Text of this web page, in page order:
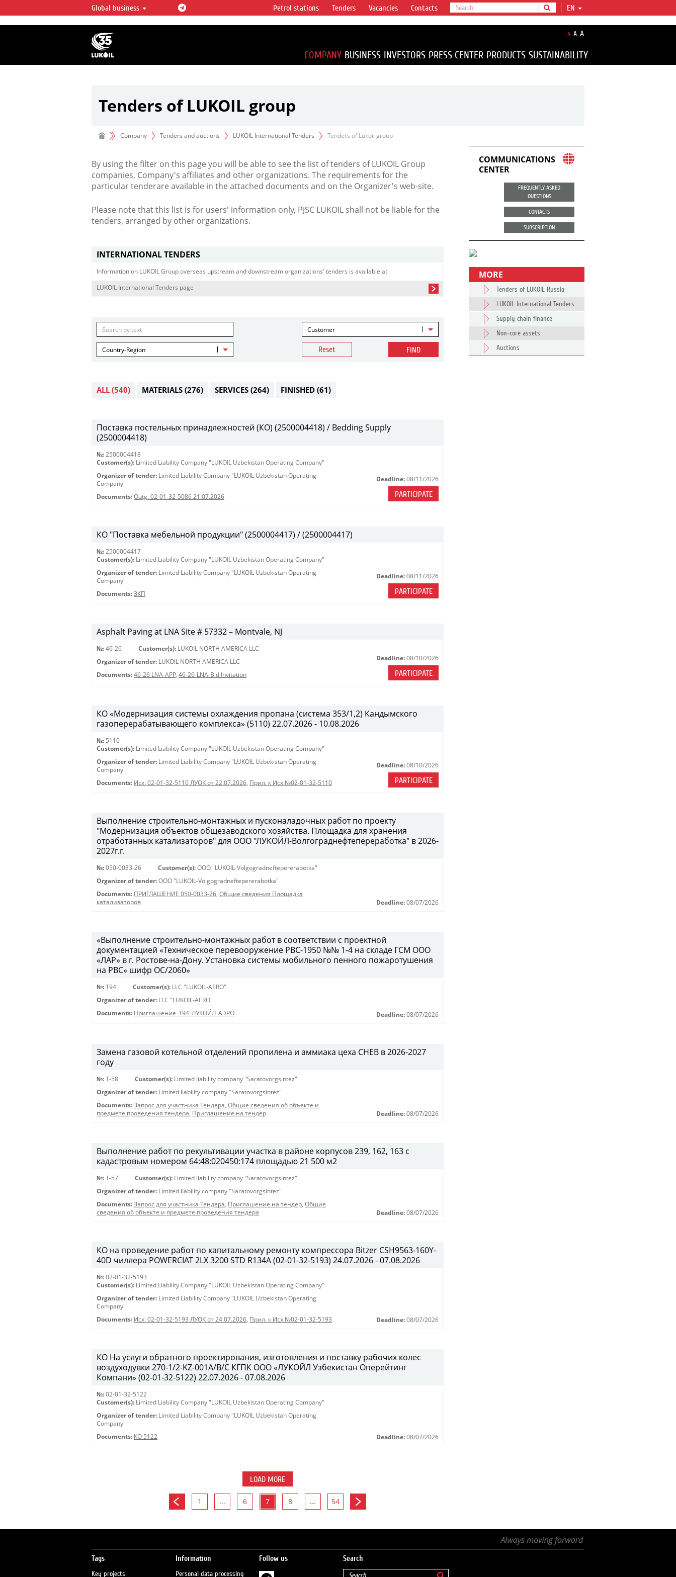
LUKOIL OVERVIEW
LUKOIL is one of the largest oil & gas vertical
integrated companies in the world accounting for
over 2% of crude production and circa 1% of proved
hydrocarbon reserves globally.
Global business EN
Petrol stations Tenders Vacancies Contacts
A A A
COMPANY BUSINESS INVESTORS PRESS CENTER PRODUCTS SUSTAINABILITY
Tenders of LUKOIL group
Company Tenders and auctions LUKOIL International Tenders Tenders of Lukoil group
By using the filter on this page you will be able to see the list of tenders of LUKOIL Group
companies, Company's affiliates and other organizations. The requirements for the
particular tenderare available in the attached documents and on the Organizer's web-site.
Please note that this list is for users' information only, PJSC LUKOIL shall not be liable for the
tenders, arranged by other organizations.
INTERNATIONAL TENDERS
Information on LUKOIL Group overseas upstream and downstream organizations' tenders is available at
LUKOIL International Tenders page
Customer
Country-Region Reset FIND
ALL (540) MATERIALS (276) SERVICES (264) FINISHED (61)
Поставка постельных принадлежностей (КО) (2500004418) / Bedding Supply
(2500004418)
№: 2500004418
Customer(s): Limited Liability Company "LUKOIL Uzbekistan Operating Company"
Organizer of tender: Limited Liability Company "LUKOIL Uzbekistan Operating
Company"
Documents: Outg. 02-01-32-5086 21.07.2026
Deadline: 08/11/2026
PARTICIPATE
КО "Поставка мебельной продукции" (2500004417) / (2500004417)
№: 2500004417
Customer(s): Limited Liability Company "LUKOIL Uzbekistan Operating Company"
Organizer of tender: Limited Liability Company "LUKOIL Uzbekistan Operating
Company"
Documents: ЗКП
Deadline: 08/11/2026
PARTICIPATE
Asphalt Paving at LNA Site # 57332 – Montvale, NJ
№: 46-26 Customer(s): LUKOIL NORTH AMERICA LLC
Organizer of tender: LUKOIL NORTH AMERICA LLC
Documents: 46-26 LNA-APP, 46-26-LNA-Bid Invitation
Deadline: 08/10/2026
PARTICIPATE
КО «Модернизация системы охлаждения пропана (система 353/1,2) Кандымского
газоперерабатывающего комплекса» (5110) 22.07.2026 - 10.08.2026
№: 5110
Customer(s): Limited Liability Company "LUKOIL Uzbekistan Operating Company"
Organizer of tender: Limited Liability Company "LUKOIL Uzbekistan Operating
Company"
Documents: Исх. 02-01-32-5110 ЛУОК от 22.07.2026, Прил. к Исх.№02-01-32-5110
Deadline: 08/10/2026
PARTICIPATE
Выполнение строительно-монтажных и пусконаладочных работ по проекту
"Модернизация объектов общезаводского хозяйства. Площадка для хранения
отработанных катализаторов" для ООО "ЛУКОЙЛ-Волгограднефтепереработка" в 2026-
2027г.г.
№: 050-0033-26 Customer(s): OOO "LUKOIL-Volgogradneftepererabotka"
Organizer of tender: OOO "LUKOIL-Volgogradneftepererabotka"
Documents: ПРИГЛАШЕНИЕ 050-0033-26, Общие сведения Площадка
катализаторов
Deadline: 08/07/2026
«Выполнение строительно-монтажных работ в соответствии с проектной
документацией «Техническое перевооружение РВС-1950 №№ 1-4 на складе ГСМ ООО
«ЛАР» в г. Ростове-на-Дону. Установка системы мобильного пенного пожаротушения
на РВС» шифр ОС/2060»
№: Т94 Customer(s): LLC "LUKOIL-AERO"
Organizer of tender: LLC "LUKOIL-AERO"
Documents: Приглашение_Т94_ЛУКОЙЛ_АЭРО Deadline: 08/07/2026
Замена газовой котельной отделений пропилена и аммиака цеха СНЕВ в 2026-2027
году
№: Т-58 Customer(s): Limited liability company "Saratovorgsintez"
Organizer of tender: Limited liability company "Saratovorgsintez"
Documents: Запрос для участника Тендера, Общие сведения об объекте и
предмете проведения тендера, Приглашение на тендер Deadline: 08/07/2026
Выполнение работ по рекультивации участка в районе корпусов 239, 162, 163 с
кадастровым номером 64:48:020450:174 площадью 21 500 м2
№: T-57 Customer(s): Limited liability company "Saratovorgsintez"
Organizer of tender: Limited liability company "Saratovorgsintez"
Documents: Запрос для участника Тендера, Приглашение на тендер, Общие
сведения об объекте и предмете проведения тендера
Deadline: 08/07/2026
КО на проведение работ по капитальному ремонту компрессора Bitzer CSH9563-160Y-
40D чиллера POWERCIAT 2LX 3200 STD R134A (02-01-32-5193) 24.07.2026 - 07.08.2026
№: 02-01-32-5193
Customer(s): Limited Liability Company "LUKOIL Uzbekistan Operating Company"
Organizer of tender: Limited Liability Company "LUKOIL Uzbekistan Operating
Company"
Documents: Исх. 02-01-32-5193 ЛУОК от 24.07.2026, Прил. к Исх.№02-01-32-5193 Deadline: 08/07/2026
КО На услуги обратного проектирования, изготовления и поставку рабочих колес
воздуходувки 270-1/2-KZ-001A/B/C КГПК OOO «ЛУКОЙЛ Узбекистан Оперейтинг
Компани» (02-01-32-5122) 22.07.2026 - 07.08.2026
№: 02-01-32-5122
Customer(s): Limited Liability Company "LUKOIL Uzbekistan Operating Company"
Organizer of tender: Limited Liability Company "LUKOIL Uzbekistan Operating
Company"
Documents: КО 5122 Deadline: 08/07/2026
LOAD MORE
1 ... 6 7 8 ... 54
COMMUNICATIONS
CENTER
FREQUENTLY ASKED
QUESTIONS
CONTACTS
SUBSCRIPTION
MORE
Tenders of LUKOIL Russia
LUKOIL International Tenders
Supply chain finance
Non-core assets
Auctions
Tags
Key projects
Information
Personal data processing
Follow us Search